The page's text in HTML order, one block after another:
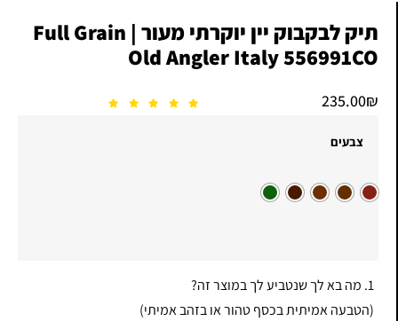
תיק לבקבוק יין יוקרתי מעור Full Grain |
Old Angler Italy 556991CO
235.00₪
צבעים
1. מה בא לך שנטביע לך במוצר זה?
(הטבעה אמיתית בכסף טהור או בזהב אמיתי)